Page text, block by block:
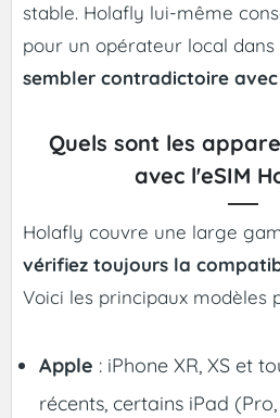
stable. Holafly lui-même
pour un opérateur local dans
sembler contradictoire avec
Quels sont les
avec l'eSIM
Holafly couvre une large
vérifiez toujours la
Voici les principaux modèles
Apple : iPhone XR, XS et
récents, certains iPad